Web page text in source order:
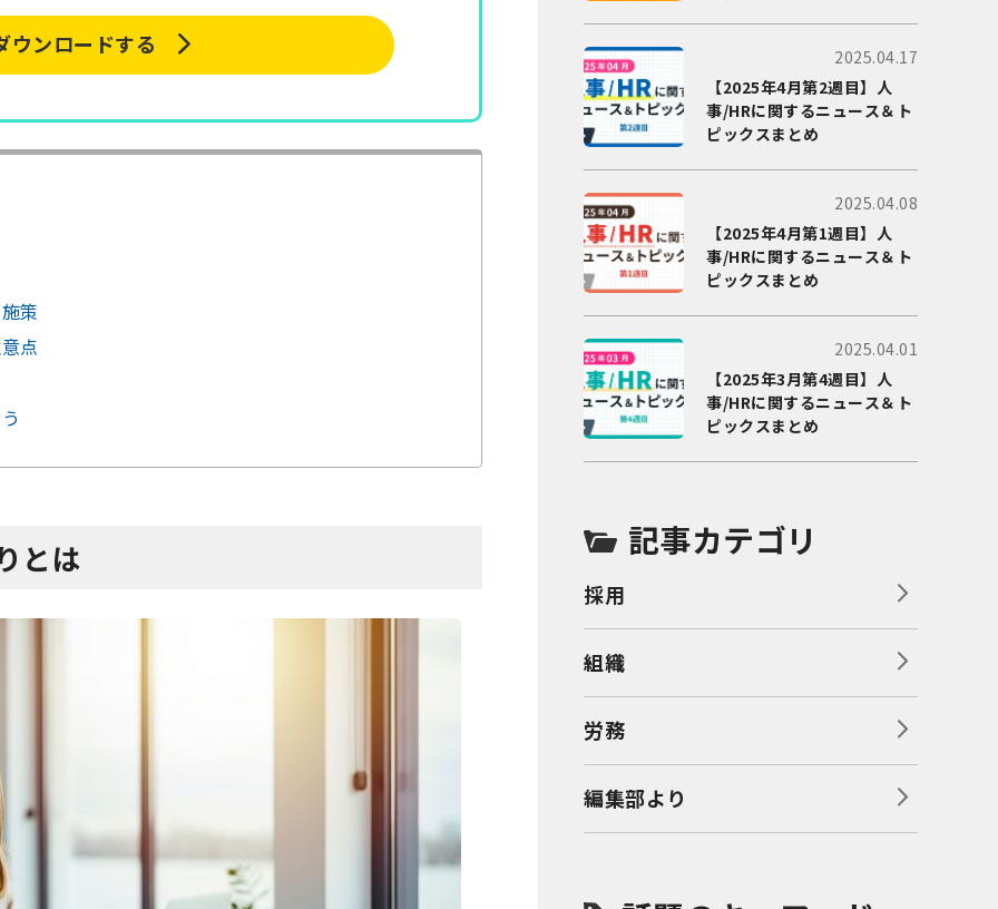
ウンロードする
策
点
とは
2025.04.17
【2025年4月第2週目】人
事/HRに関するニュース＆ト
ピックスまとめ
2025.04.08
【2025年4月第1週目】人
事/HRに関するニュース＆ト
ピックスまとめ
2025.04.01
【2025年3月第4週目】人
事/HRに関するニュース＆ト
ピックスまとめ
記事カテゴリ
採用
組織
労務
編集部より